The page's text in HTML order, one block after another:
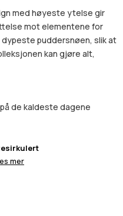
med høyeste ytelse gir
mot elementene for
puddersnøen, slik at
kan gjøre alt,
de kaldeste dagene
mer